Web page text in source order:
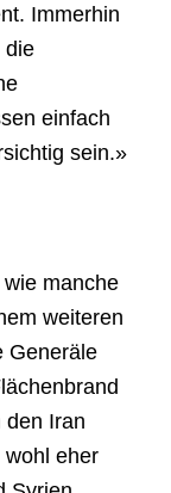
Immerhin
die
einfach
sein.»
manche
weiteren
Generäle
den Iran
wohl eher